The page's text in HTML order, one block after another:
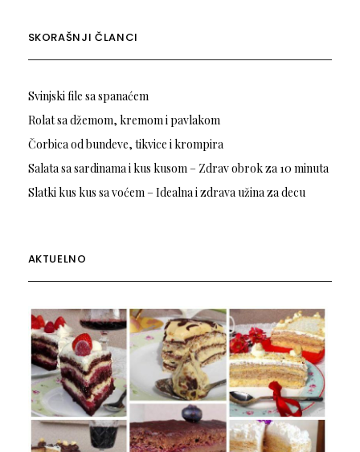
SKORAŠNJI ČLANCI
Svinjski file sa spanaćem
Rolat sa džemom, kremom i pavlakom
Čorbica od bundeve, tikvice i krompira
Salata sa sardinama i kus kusom – Zdrav obrok za 10 minuta
Slatki kus kus sa voćem – Idealna i zdrava užina za decu
AKTUELNO